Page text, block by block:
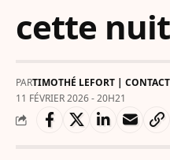
cette nuit
PARTIMOTHÉ LEFORT |
11 FÉVRIER 2026 - 20H21